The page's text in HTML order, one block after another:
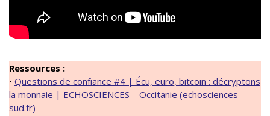
Ressources :
• Questions de confiance #4 | Écu, euro, bitcoin : décryptons
la monnaie | ECHOSCIENCES – Occitanie (echosciences-
sud.fr)